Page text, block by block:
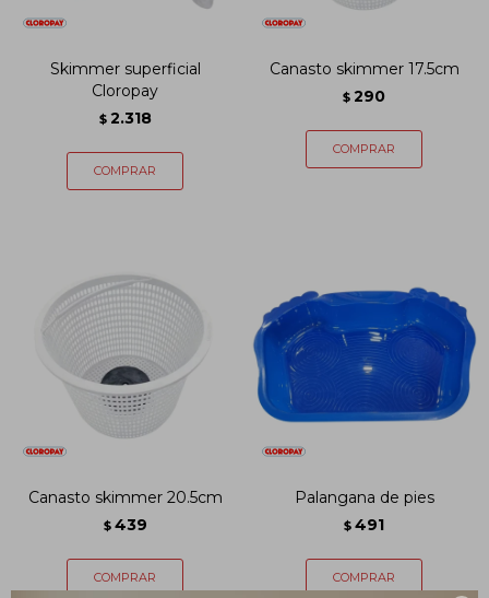
Skimmer superficial
Cloropay
$ 2.318
Canasto skimmer 17.5cm
$ 290
Canasto skimmer 20.5cm
$ 439
Palangana de pies
$ 491